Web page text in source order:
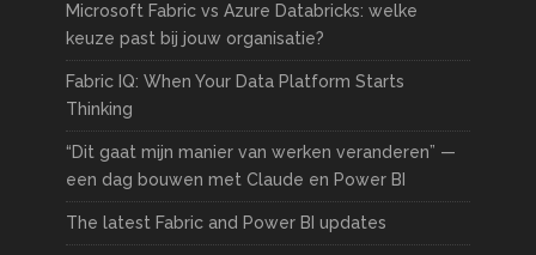
Microsoft Fabric vs Azure Databricks: welke
keuze past bij jouw organisatie?
Fabric IQ: When Your Data Platform Starts
Thinking
“Dit gaat mijn manier van werken veranderen” —
een dag bouwen met Claude en Power BI
The latest Fabric and Power BI updates